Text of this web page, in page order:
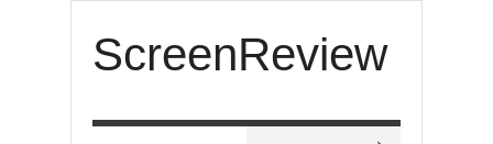
ScreenReview